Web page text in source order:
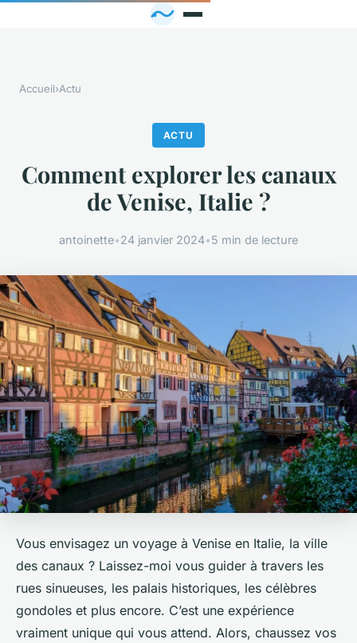
Accueil›Actu
ACTU
Comment explorer les canaux
de Venise, Italie ?
antoinette•24 janvier 2024•5 min de lecture
Vous envisagez un voyage à Venise en Italie, la ville
des canaux ? Laissez-moi vous guider à travers les
rues sinueuses, les palais historiques, les célèbres
gondoles et plus encore. C’est une expérience
vraiment unique qui vous attend. Alors, chaussez vos